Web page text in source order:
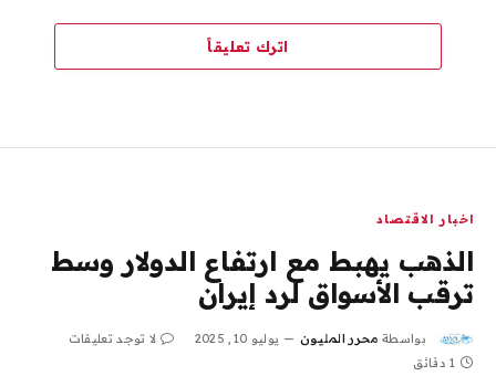
اترك تعليقاً
اخبار الاقتصاد
الذهب يهبط مع ارتفاع الدولار وسط
ترقب الأسواق لرد إيران
بواسطة محرر المليون يوليو 10, 2025
لا توجد تعليقات
1 دقائق